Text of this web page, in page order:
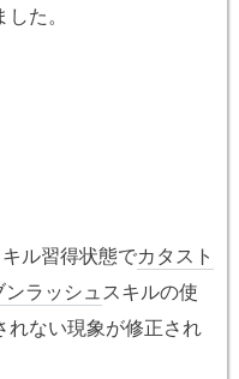
た。
ル習得状態でカタスト
ンラッシュスキルの使
れない現象が修正され